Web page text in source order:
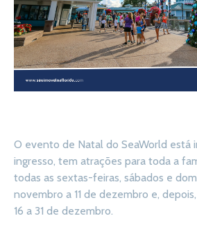
O evento de Natal do SeaWorld está
ingresso, tem atrações para toda a
todas as sextas-feiras, sábados e
novembro a 11 de dezembro e,
16 a 31 de dezembro.